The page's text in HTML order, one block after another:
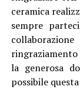
ceramica
sempre
la generosa
possibile